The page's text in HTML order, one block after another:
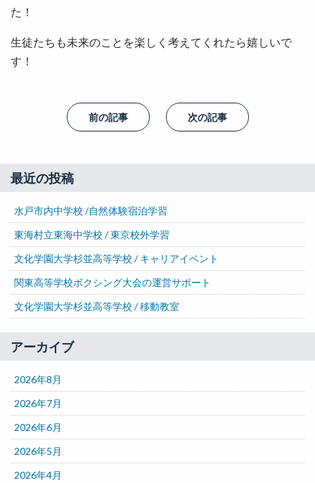
た！
生徒たちも未来のことを楽しく考えてくれたら嬉しいで
す！
前の記事 次の記事
最近の投稿
水戸市内中学校 /自然体験宿泊学習
東海村立東海中学校 / 東京校外学習
文化学園大学杉並高等学校 / キャリアイベント
関東高等学校ボクシング大会の運営サポート
文化学園大学杉並高等学校 / 移動教室
アーカイブ
2026年8月
2026年7月
2026年6月
2026年5月
2026年4月